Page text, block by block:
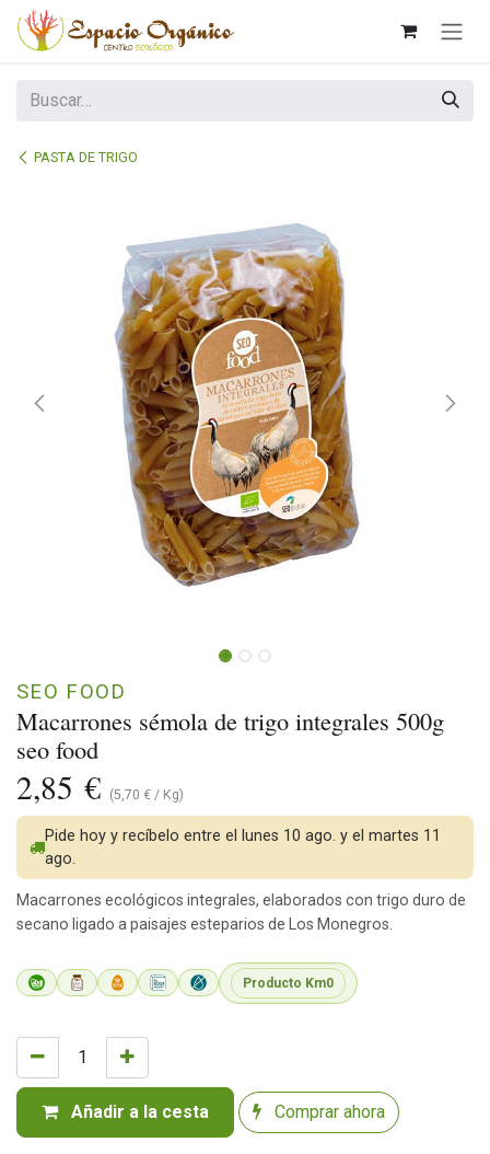
Ir al contenido
PASTA DE TRIGO
Macarrones sémola de trigo integrales 500g
seo food
SEO FOOD
2,85 € (5,70 € / Kg)
Añadir a la cesta Comprar ahora
Pide hoy y recíbelo entre el lunes 10 ago. y el martes 11
ago.
Macarrones ecológicos integrales, elaborados con trigo duro de
secano ligado a paisajes esteparios de Los Monegros.
Producto Km0